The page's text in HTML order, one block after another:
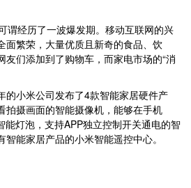
谓经历了一波爆发期。移动互联网的兴
面繁荣，大量优质且新奇的食品、饮
友们添加到了购物车，而家电市场的“消
的小米公司发布了4款智能家居硬件产
拍摄画面的智能摄像机，能够在手机
能灯泡，支持APP独立控制开关通电的智
能家居产品的小米智能遥控中心。